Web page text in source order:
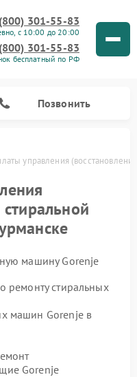
301-55-83
с 10:00 до 20:00
301-55-83
бесплатный по РФ
Позвонить
управления
машину Gorenje
ремонту стиральных
машин Gorenje в
Gorenje